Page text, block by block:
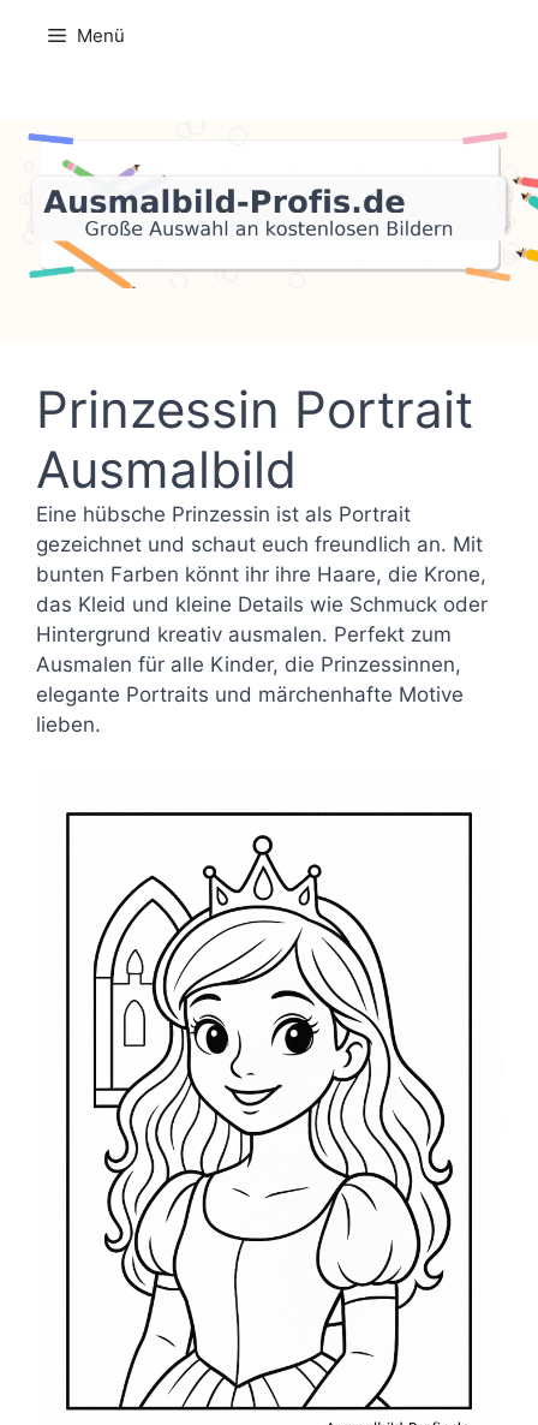
Inhalt
Menü
Prinzessin Portrait
Ausmalbild
Eine hübsche Prinzessin ist als Portrait
gezeichnet und schaut euch freundlich an. Mit
bunten Farben könnt ihr ihre Haare, die Krone,
das Kleid und kleine Details wie Schmuck oder
Hintergrund kreativ ausmalen. Perfekt zum
Ausmalen für alle Kinder, die Prinzessinnen,
elegante Portraits und märchenhafte Motive
lieben.